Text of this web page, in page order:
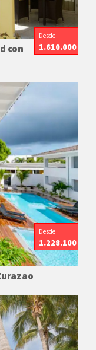
con
Desde
1.610.000
Desde
1.228.100